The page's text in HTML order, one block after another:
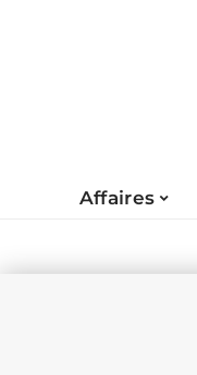
Affaires